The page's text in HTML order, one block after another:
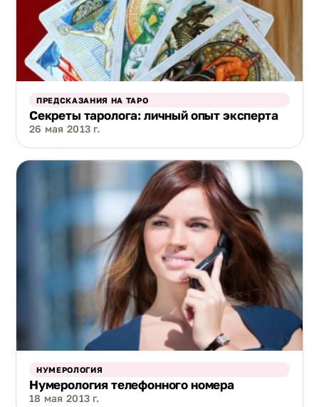
ПРЕДСКАЗАНИЯ НА ТАРО
Секреты таролога: личный опыт эксперта
26 мая 2013 г.
НУМЕРОЛОГИЯ
Нумерология телефонного номера
18 мая 2013 г.